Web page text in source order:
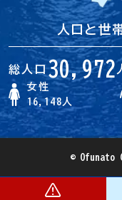
人口と世
総人口30,972
女性
16,148人
© Ofunato